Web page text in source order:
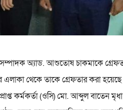
অ্যাড. আশুতোষ চাকমাকে
থেকে তাকে গ্রেফতার করা
কর্মকর্তা (ওসি) মো. আব্দুল বাতেন